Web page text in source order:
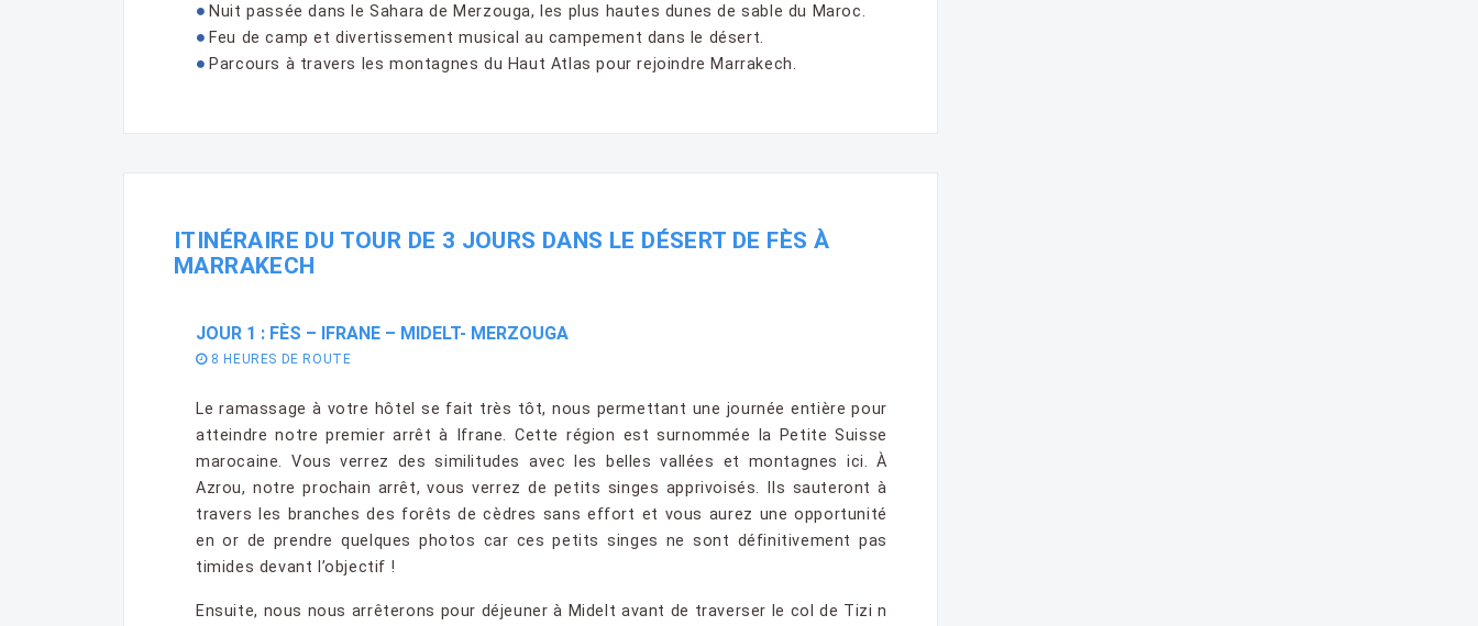
Nuit passée dans le Sahara de Merzouga, les plus hautes dunes de sable du Maroc.
Feu de camp et divertissement musical au campement dans le désert.
Parcours à travers les montagnes du Haut Atlas pour rejoindre Marrakech.
ITINÉRAIRE DU TOUR DE 3 JOURS DANS LE DÉSERT DE FÈS À
MARRAKECH
JOUR 1 : FÈS – IFRANE – MIDELT- MERZOUGA
8 HEURES DE ROUTE
Le ramassage à votre hôtel se fait très tôt, nous permettant une journée entière pour
atteindre notre premier arrêt à Ifrane. Cette région est surnommée la Petite Suisse
marocaine. Vous verrez des similitudes avec les belles vallées et montagnes ici. À
Azrou, notre prochain arrêt, vous verrez de petits singes apprivoisés. Ils sauteront à
travers les branches des forêts de cèdres sans effort et vous aurez une opportunité
en or de prendre quelques photos car ces petits singes ne sont définitivement pas
timides devant l’objectif !
Ensuite, nous nous arrêterons pour déjeuner à Midelt avant de traverser le col de Tizi n